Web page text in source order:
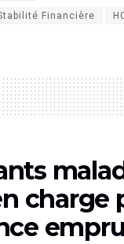
Financière
charge